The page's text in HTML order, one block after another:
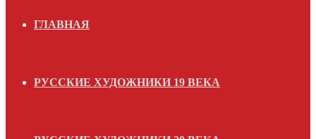
ГЛАВНАЯ
РУССКИЕ ХУДОЖНИКИ 19 ВЕКА